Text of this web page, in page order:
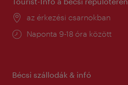
Helyszín:
az érkezési csarnokban
Nyitva
Naponta 9-18 óra között
Bécsi szállodák & infó